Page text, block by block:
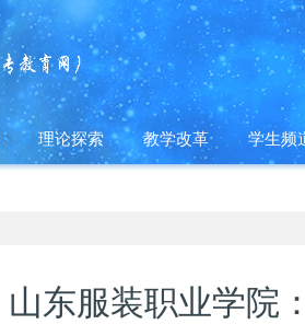
理论探索 教学改革 学生频
山东服装职业学院